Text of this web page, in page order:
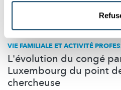
VIE FAMILIALE ET ACTIVITÉ
L'évolution du congé
Luxembourg du point
chercheuse